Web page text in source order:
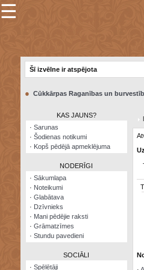
×
Šodienas
Visatcera
almanahs
☰
Šī izvēlne ir atspējota
● Cūkkārpas Raganības un
KAS JAUNS?
· Sarunas
· Šodienas notikumi
· Kopš pēdējā apmeklējuma
NODERĪGI
· Sākumlapa
· Noteikumi
· Glabātava
· Dzīvnieks
· Mani pēdējie raksti
· Grāmatzīmes
· Stundu pavedieni
SOCIĀLI
· Spēlētāji